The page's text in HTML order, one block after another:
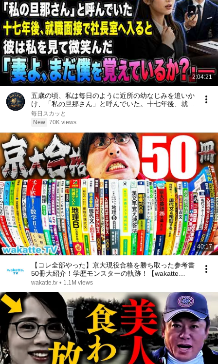
2:04:21
五歳の頃、私は毎日のように近所の幼なじみを追いか
け、「私の旦那さん」と呼んでいた。十七年後、就職
面接で社長室へ入ると、彼は私を見て微笑んだ。「妻
よ、まだ僕を覚えているか？」――
毎日スカッと
New 70K views
40:17
【コレ全部やった】京大現役合格を勝ち取った参考書
50冊大紹介！学歴モンスターの軌跡！【wakatte
TV】#1028
wakatte.tv • 1.1M views